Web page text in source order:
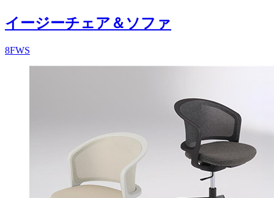
イージーチェア＆ソファ
8FWS